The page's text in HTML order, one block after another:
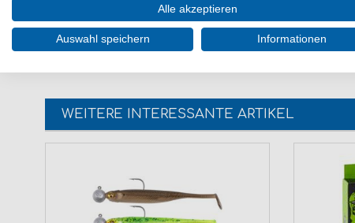
Günstig Pulse Realistic Roach Prerigged online kaufen &
Raubfischangeln. - HIER Gummifschset bestellen.
WEITERE INTERESSANTE ARTIKEL
Alle akzeptieren
Auswahl speichern Informationen